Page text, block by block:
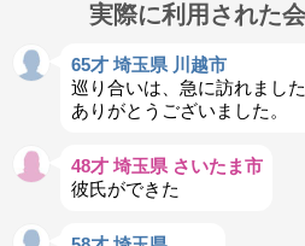
実際に利用された
65才 埼玉県 川越市
巡り合いは、急に訪れました
ありがとうございました。
48才 埼玉県 さいたま市
彼氏ができた